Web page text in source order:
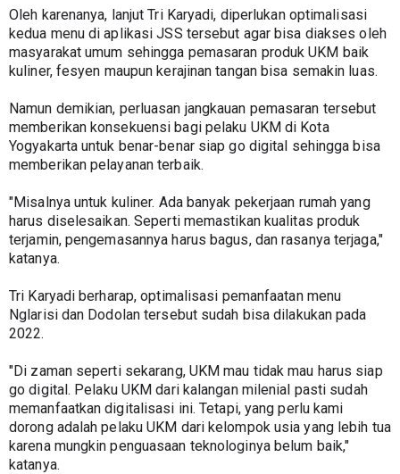
Oleh karenanya, lanjut Tri Karyadi, diperlukan optimalisasi
kedua menu di aplikasi JSS tersebut agar bisa diakses oleh
masyarakat umum sehingga pemasaran produk UKM baik
kuliner, fesyen maupun kerajinan tangan bisa semakin luas.
Namun demikian, perluasan jangkauan pemasaran tersebut
memberikan konsekuensi bagi pelaku UKM di Kota
Yogyakarta untuk benar-benar siap go digital sehingga bisa
memberikan pelayanan terbaik.
"Misalnya untuk kuliner. Ada banyak pekerjaan rumah yang
harus diselesaikan. Seperti memastikan kualitas produk
terjamin, pengemasannya harus bagus, dan rasanya terjaga,"
katanya.
Tri Karyadi berharap, optimalisasi pemanfaatan menu
Nglarisi dan Dodolan tersebut sudah bisa dilakukan pada
2022.
"Di zaman seperti sekarang, UKM mau tidak mau harus siap
go digital. Pelaku UKM dari kalangan milenial pasti sudah
memanfaatkan digitalisasi ini. Tetapi, yang perlu kami
dorong adalah pelaku UKM dari kelompok usia yang lebih tua
karena mungkin penguasaan teknologinya belum baik,"
katanya.